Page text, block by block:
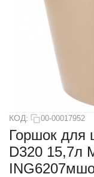
КОД: 00-00017952
Горшок для
D320 15,7л